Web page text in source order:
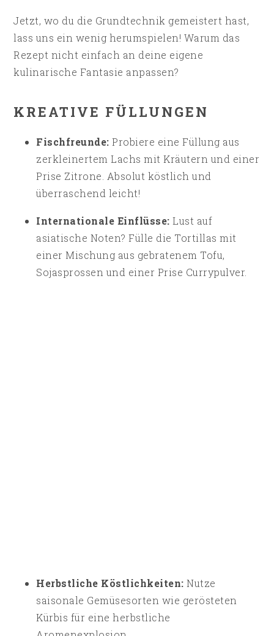
Jetzt, wo du die Grundtechnik gemeistert hast,
lass uns ein wenig herumspielen! Warum das
Rezept nicht einfach an deine eigene
kulinarische Fantasie anpassen?
KREATIVE FÜLLUNGEN
Fischfreunde: Probiere eine Füllung aus
zerkleinertem Lachs mit Kräutern und einer
Prise Zitrone. Absolut köstlich und
überraschend leicht!
Internationale Einflüsse: Lust auf
asiatische Noten? Fülle die Tortillas mit
einer Mischung aus gebratenem Tofu,
Sojasprossen und einer Prise Currypulver.
Herbstliche Köstlichkeiten: Nutze
saisonale Gemüsesorten wie gerösteten
Kürbis für eine herbstliche